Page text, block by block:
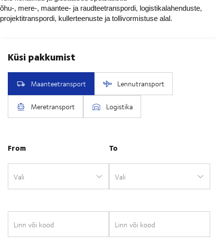
õhu-, mere-, maantee- ja raudteetranspordi, logistikalahenduste,
projektitranspordi, kullerteenuste ja tollivormistuse alal.